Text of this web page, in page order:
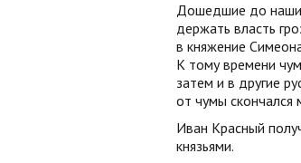
Дошедшие до
держать власть
в княжение
К тому времени
затем и в другие
от чумы скончался
Иван Красный
князьями.